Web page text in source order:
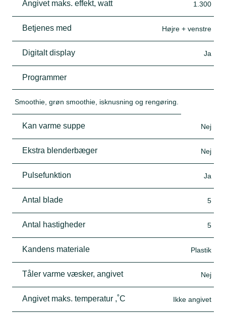
Angivet maks. effekt, watt 1.300
Betjenes med Højre + venstre
Digitalt display Ja
Programmer
Smoothie, grøn smoothie, isknusning og rengøring.
Kan varme suppe Nej
Ekstra blenderbæger Nej
Pulsefunktion Ja
Antal blade 5
Antal hastigheder 5
Kandens materiale Plastik
Tåler varme væsker, angivet Nej
Angivet maks. temperatur ,˚C Ikke angivet